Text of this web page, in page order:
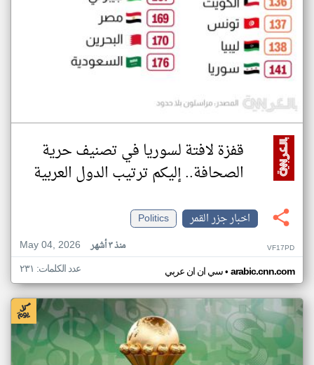
قفزة لافتة لسوريا في تصنيف حرية
الصحافة.. إليكم ترتيب الدول العربية
اخبار جزر القمر
Politics
May 04, 2026
منذ ٣ أشهر VF17PD
سي ان ان عربي• arabic.cnn.com عدد الكلمات: ٢٣١